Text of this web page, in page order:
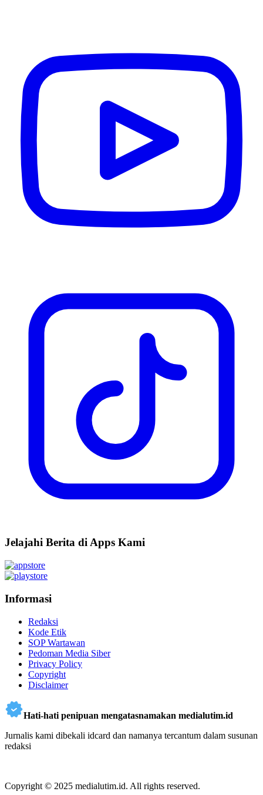
Jelajahi Berita di Apps Kami
Informasi
Redaksi
Kode Etik
SOP Wartawan
Pedoman Media Siber
Privacy Policy
Copyright
Disclaimer
Hati-hati penipuan mengatasnamakan medialutim.id
Jurnalis kami dibekali idcard dan namanya tercantum dalam susunan
redaksi
Copyright © 2025 medialutim.id. All rights reserved.